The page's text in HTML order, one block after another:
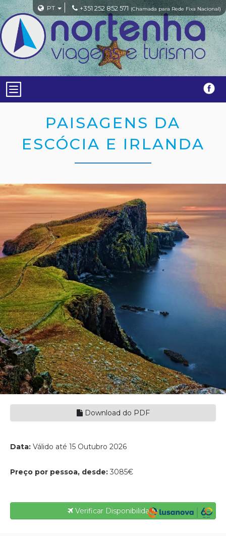
PT +351 252 852 571 (Chamada para Rede Fixa Nacional)
PAISAGENS DA
ESCÓCIA E IRLANDA
Download do PDF
Data: Válido até 15 Outubro 2026
Preço por pessoa, desde: 3085€
Verificar Disponibilidade